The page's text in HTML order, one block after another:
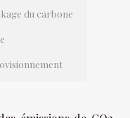
du carbone